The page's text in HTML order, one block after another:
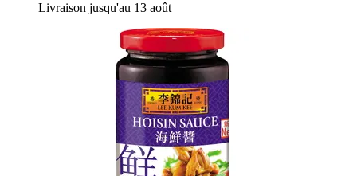
Livraison jusqu'au 13 août